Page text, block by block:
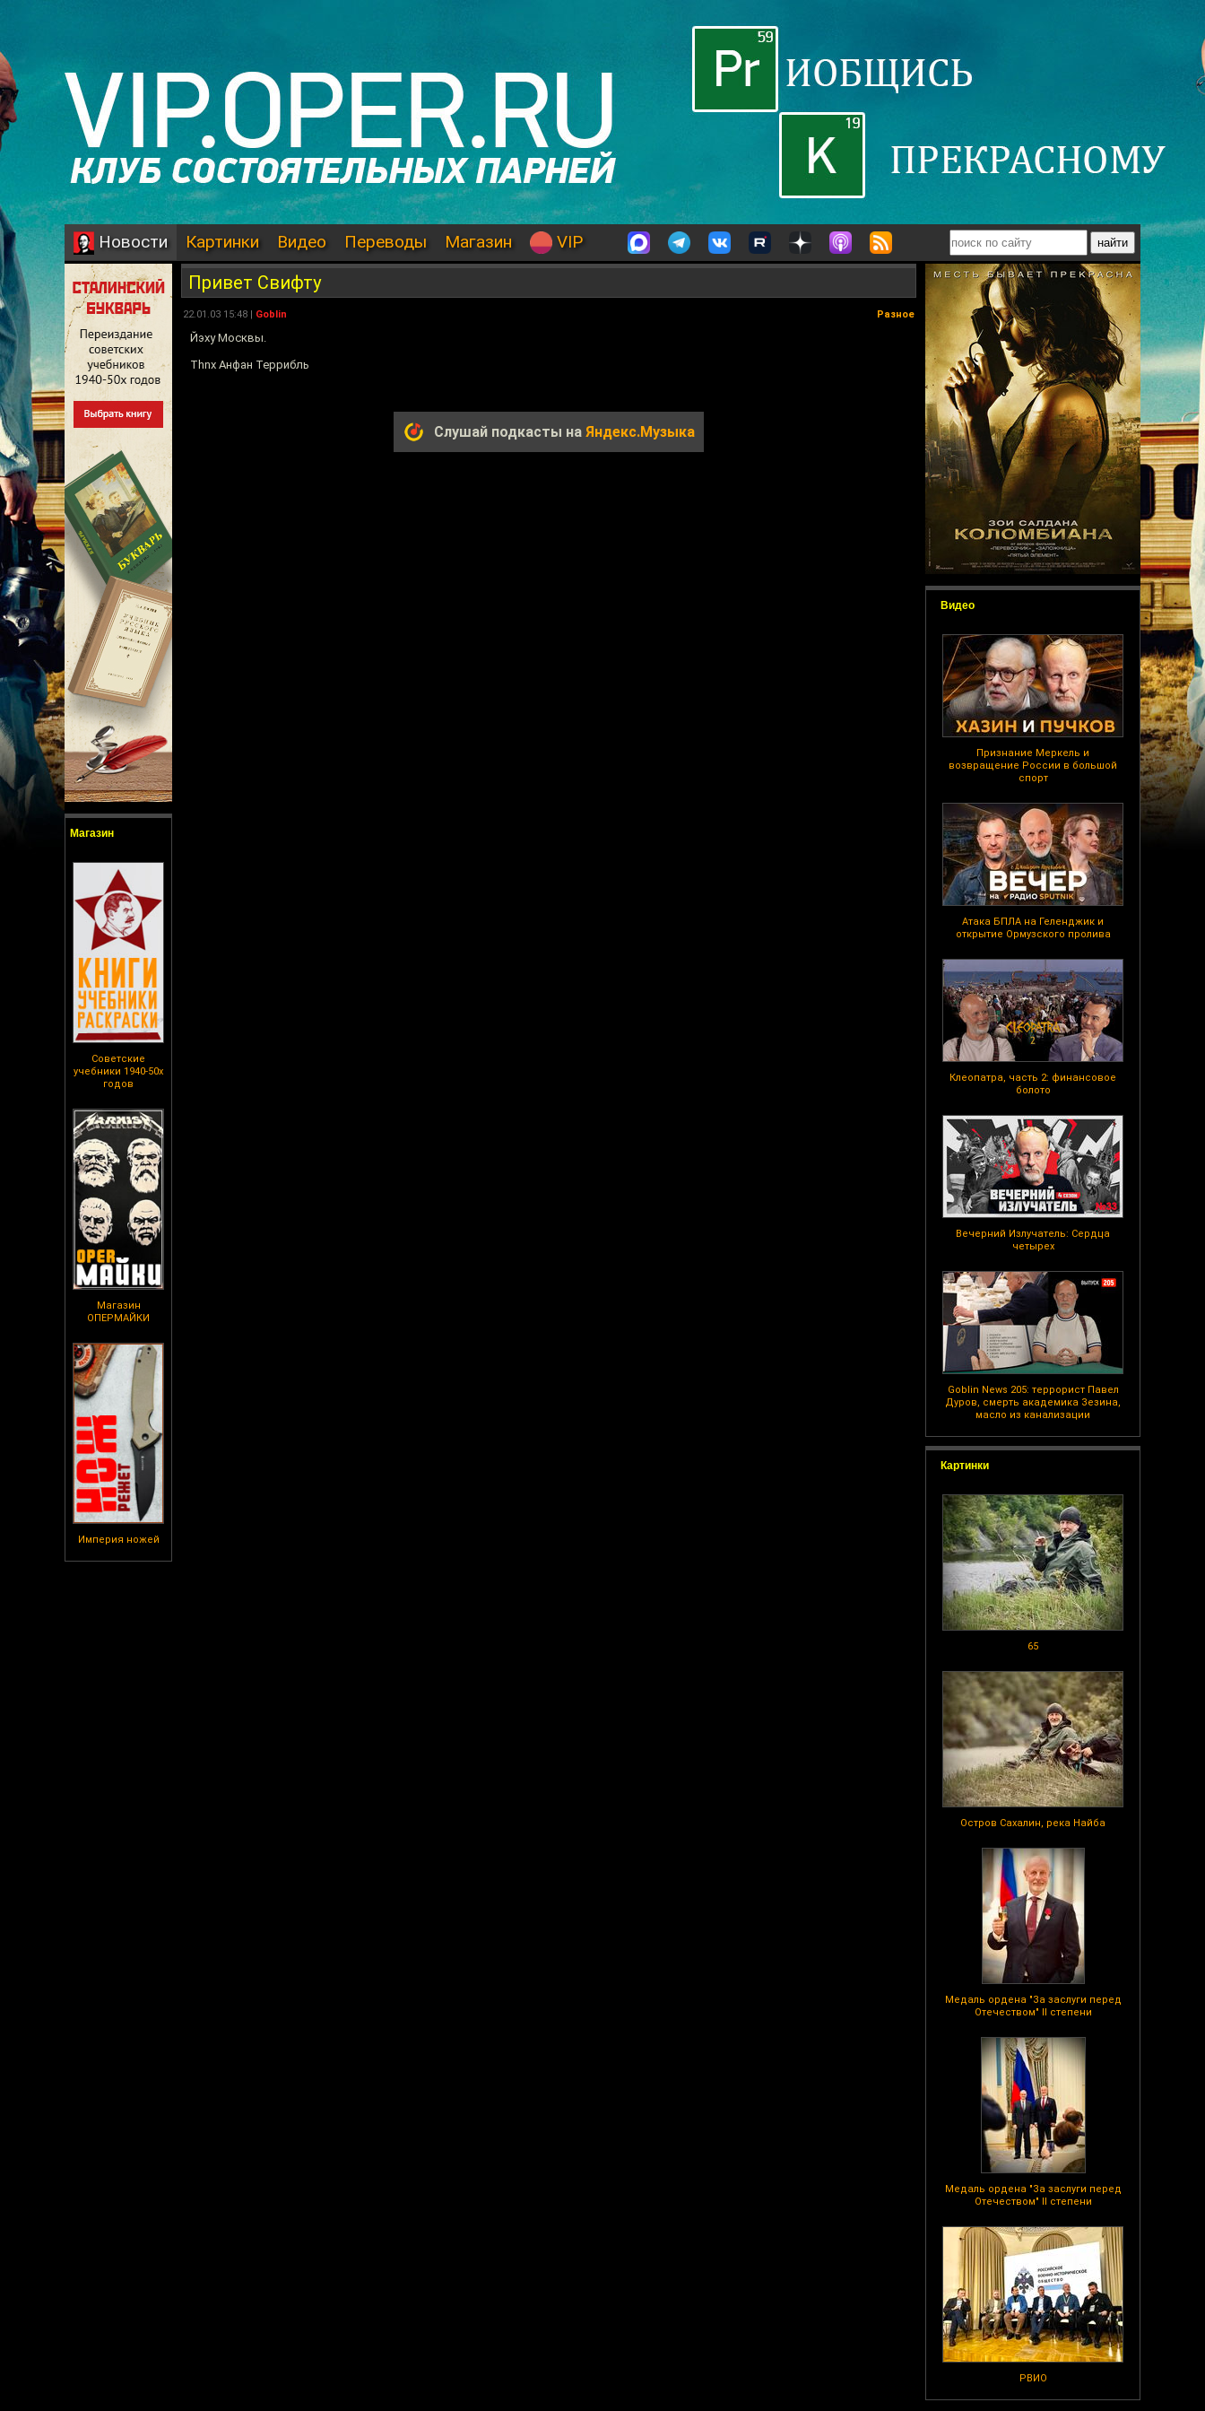
Новости Картинки Видео Переводы Магазин VIP
Магазин
Советские
учебники 1940-50х
годов
Магазин
ОПЕРМАЙКИ
Империя ножей
Видео
Признание Меркель и
возвращение России в большой
спорт
Атака БПЛА на Геленджик и
открытие Ормузского пролива
Клеопатра, часть 2: финансовое
болото
Вечерний Излучатель: Сердца
четырех
Goblin News 205: террорист Павел
Дуров, смерть академика Зезина,
масло из канализации
Картинки
65
Остров Сахалин, река Найба
Медаль ордена "За заслуги перед
Отечеством" II степени
Медаль ордена "За заслуги перед
Отечеством" II степени
РВИО
Привет Свифту
22.01.03 15:48 | Goblin Разное
Йэху Москвы.
Thnx Анфан Террибль
Слушай подкасты на Яндекс.Музыка